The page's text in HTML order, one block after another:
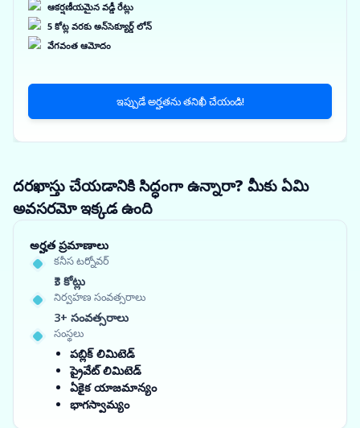
ఆకర్షణీయమైన వడ్డీ రేట్లు
5 కోట్ల వరకు అన్‌సెక్యూర్డ్ లోన్
వేగవంత ఆమోదం
ఇప్పుడే అర్హతను తనిఖీ చేయండి!
దరఖాస్తు చేయడానికి సిద్ధంగా ఉన్నారా? మీకు ఏమి
అవసరమో ఇక్కడ ఉంది
అర్హత ప్రమాణాలు
కనీస టర్నోవర్
₹3 కోట్లు
నిర్వహణ సంవత్సరాలు
3+ సంవత్సరాలు
సంస్థలు
పబ్లిక్ లిమిటెడ్
ప్రైవేట్ లిమిటెడ్
ఏకైక యాజమాన్యం
భాగస్వామ్యం